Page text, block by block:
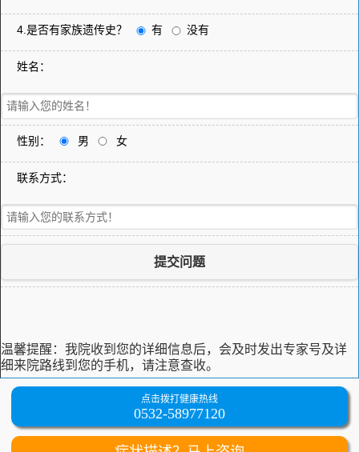
4.是否有家族遗传史？ 有 没有
姓名：
性别： 男 女
联系方式：
提交问题
温馨提醒： 我院收到您的详细信息后，会及时发出专家号及详
细来院路线到您的手机，请注意查收。
点击拨打健康热线
0532-58977120